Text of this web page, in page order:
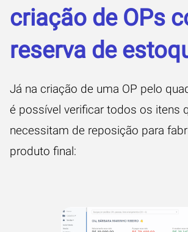
criação de OPs
reserva de
Já na criação de uma OP pelo
é possível verificar todos os itens
necessitam de reposição para
produto final: